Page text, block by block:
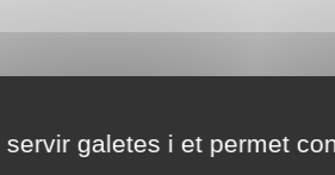
galetes i et permet